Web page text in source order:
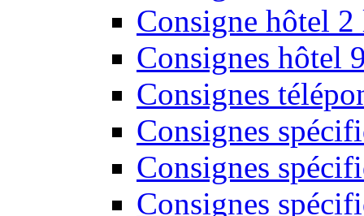
Consigne hôtel 2
Consignes hôtel
Consignes
Consignes
Consignes
Consignes